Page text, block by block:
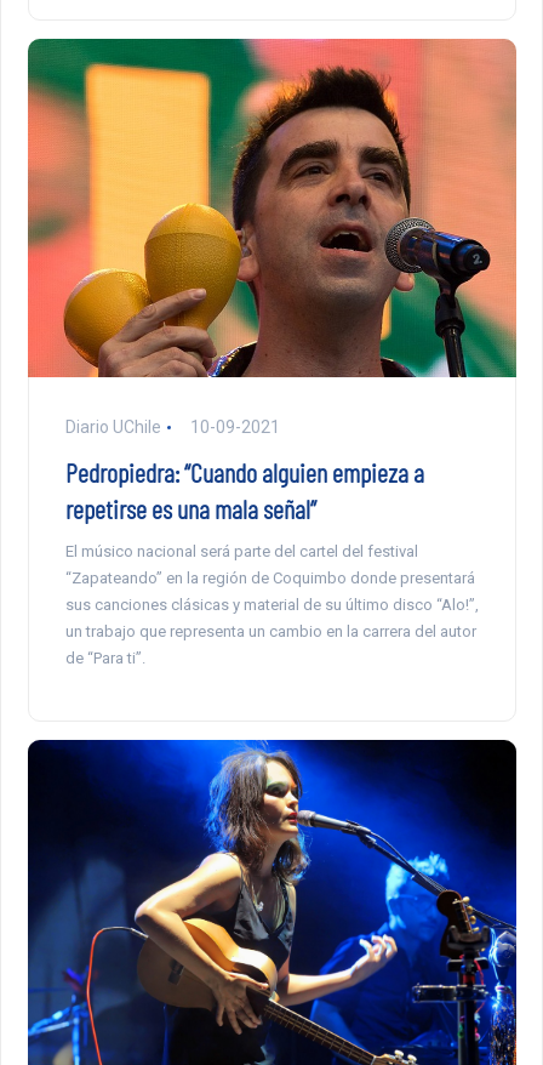
Diario UChile 10-09-2021
Pedropiedra: “Cuando alguien empieza a
repetirse es una mala señal”
El músico nacional será parte del cartel del festival
“Zapateando” en la región de Coquimbo donde presentará
sus canciones clásicas y material de su último disco “Alo!”,
un trabajo que representa un cambio en la carrera del autor
de “Para ti”.